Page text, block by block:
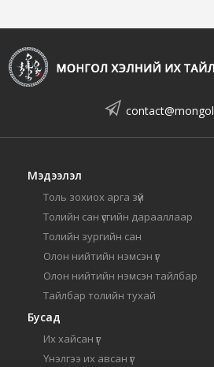
Мэдээлэл
Толь зохиох арга зүй
Толийн сан үсгийн дарааллаар
Толийн зургийн сан
Олон нийтийн нэмсэн үг
Олон нийтийн нэмсэн тайлбар
Тайлбар толийн тухай
Бусад
Их хайсан үг
Үнэлгээ их авсан үг